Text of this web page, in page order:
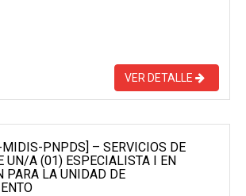
VER DETALLE
PNPDS] – SERVICIOS DE
UN/A (01) ESPECIALISTA I EN
PARA LA UNIDAD DE